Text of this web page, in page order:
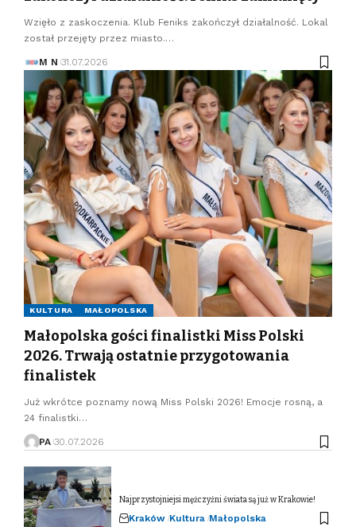
Wzięło z zaskoczenia. Klub Feniks zakończył działalność. Lokal
został przejęty przez miasto.…
M N 31.07.2026
KULTURA MAŁOPOLSKA
Małopolska gości finalistki Miss Polski
2026. Trwają ostatnie przygotowania
finalistek
Już wkrótce poznamy nową Miss Polski 2026! Emocje rosną, a
24 finalistki…
PA 30.07.2026
Najprzystojniejsi mężczyźni świata są już w Krakowie!
Kraków Kultura Małopolska